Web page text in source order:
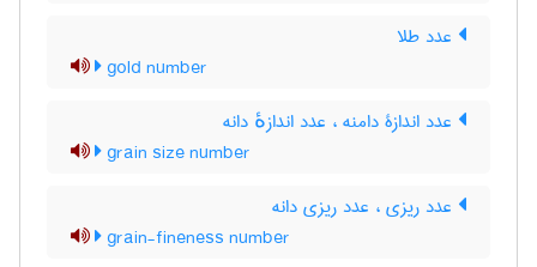
عدد طلا
gold number
عدد اندازۀ دامنه ، عدد اندازهٔ دانه
grain size number
عدد ریزی ، عدد ریزی دانه
grain-fineness number